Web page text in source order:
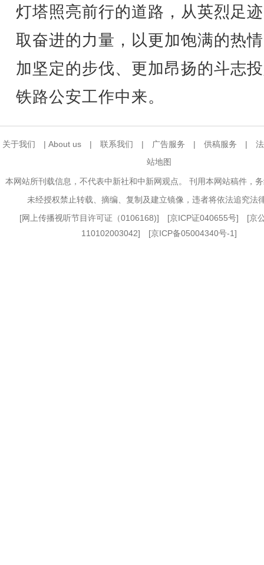
灯塔照亮前行的道路，从英烈足
取奋进的力量，以更加饱满的热
加坚定的步伐、更加昂扬的斗志
铁路公安工作中来。
关于我们 | About us | 联系我们 | 广告服务 | 供稿服务 |
站地图
本网站所刊载信息，不代表中新社和中新网观点。 刊用本网站稿件，
未经授权禁止转载、摘编、复制及建立镜像，违者将依法追究法
[网上传播视听节目许可证（0106168)] [京ICP证040655号] [京
110102003042] [京ICP备05004340号-1]